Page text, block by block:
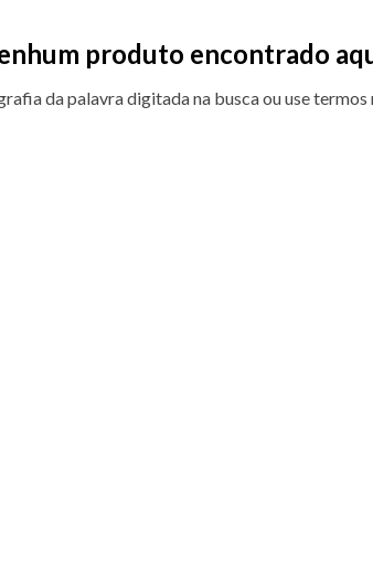
produto encontrado
da palavra digitada na busca ou use termos